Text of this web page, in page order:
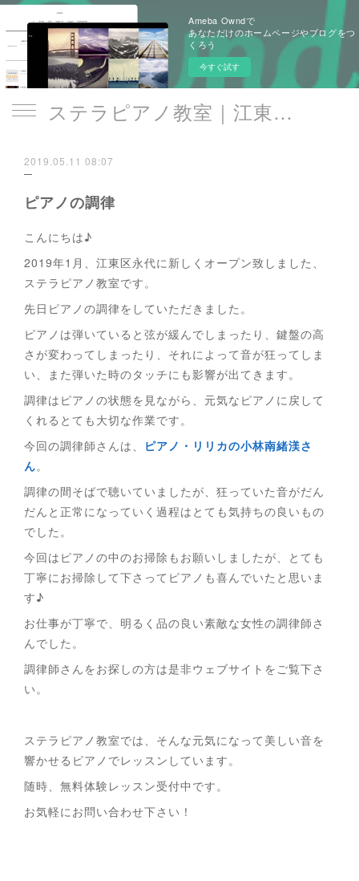
Ameba Owndで
あなただけのホームページやブログをつ
くろう
今すぐ試す
ステラピアノ教室｜江東区 門前仲町駅
2019.05.11 08:07
ピアノの調律
こんにちは♪
2019年1月、江東区永代に新しくオープン致しました、
ステラピアノ教室です。
先日ピアノの調律をしていただきました。
ピアノは弾いていると弦が緩んでしまったり、鍵盤の高
さが変わってしまったり、それによって音が狂ってしま
い、また弾いた時のタッチにも影響が出てきます。
調律はピアノの状態を見ながら、元気なピアノに戻して
くれるとても大切な作業です。
今回の調律師さんは、 ピアノ・リリカの小林南緒渼さ
ん。
調律の間そばで聴いていましたが、狂っていた音がだん
だんと正常になっていく過程はとても気持ちの良いもの
でした。
今回はピアノの中のお掃除もお願いしましたが、とても
丁寧にお掃除して下さってピアノも喜んでいたと思いま
す♪
お仕事が丁寧で、明るく品の良い素敵な女性の調律師さ
んでした。
調律師さんをお探しの方は是非ウェブサイトをご覧下さ
い。
ステラピアノ教室では、そんな元気になって美しい音を
響かせるピアノでレッスンしています。
随時、無料体験レッスン受付中です。
お気軽にお問い合わせ下さい！